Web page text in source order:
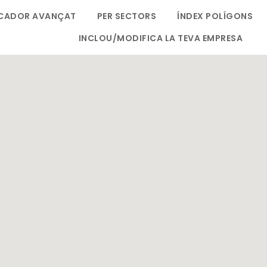
AVANÇAT PER SECTORS
ÍNDEX POLÍGONS
INCLOU/MODIFICA LA TEVA EMPRESA